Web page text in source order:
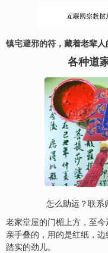
镇宅避邪的符 ，藏着老辈人
各种道
怎么助运 ？联系
老家堂屋的门楣上方，至
亲手叠的，用的是红纸，
踏实的劲儿。